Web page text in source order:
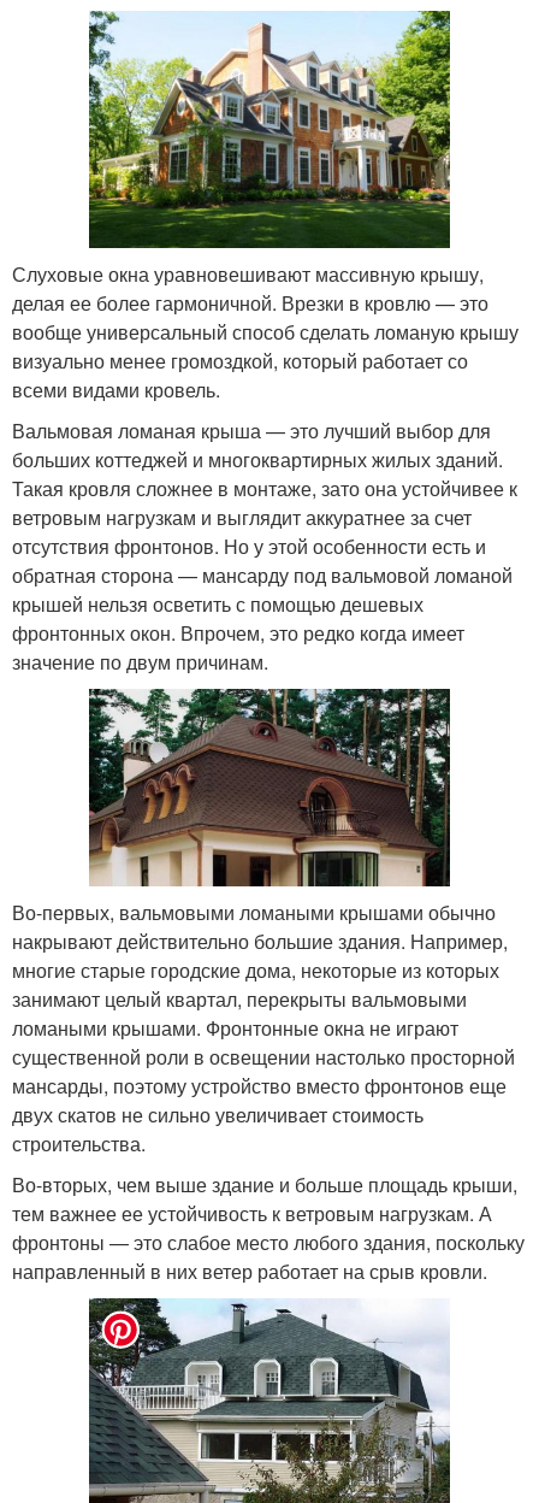
Слуховые окна уравновешивают массивную крышу,
делая ее более гармоничной. Врезки в кровлю — это
вообще универсальный способ сделать ломаную крышу
визуально менее громоздкой, который работает со
всеми видами кровель.
Вальмовая ломаная крыша — это лучший выбор для
больших коттеджей и многоквартирных жилых зданий.
Такая кровля сложнее в монтаже, зато она устойчивее к
ветровым нагрузкам и выглядит аккуратнее за счет
отсутствия фронтонов. Но у этой особенности есть и
обратная сторона — мансарду под вальмовой ломаной
крышей нельзя осветить с помощью дешевых
фронтонных окон. Впрочем, это редко когда имеет
значение по двум причинам.
Во-первых, вальмовыми ломаными крышами обычно
накрывают действительно большие здания. Например,
многие старые городские дома, некоторые из которых
занимают целый квартал, перекрыты вальмовыми
ломаными крышами. Фронтонные окна не играют
существенной роли в освещении настолько просторной
мансарды, поэтому устройство вместо фронтонов еще
двух скатов не сильно увеличивает стоимость
строительства.
Во-вторых, чем выше здание и больше площадь крыши,
тем важнее ее устойчивость к ветровым нагрузкам. А
фронтоны — это слабое место любого здания, поскольку
направленный в них ветер работает на срыв кровли.